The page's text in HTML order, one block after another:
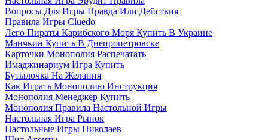
Вопросы Для Игры Правда Или Действия
Правила Игры Cluedo
Лего Пираты Карибского Моря Купить В Украине
Манчкин Купить В Днепропетровске
Карточки Монополия Распечатать
Имаджинариум Игра Купить
Бутылочка На Желания
Как Играть Монополию Инструкция
Монополия Менеджер Купить
Монополия Правила Настольной Игры
Настольная Игра Рынок
Настольные Игры Николаев